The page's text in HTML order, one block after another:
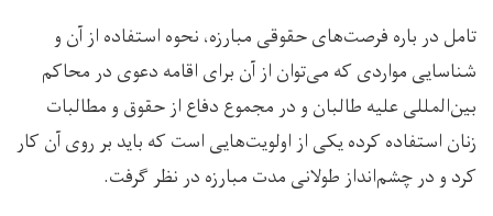
تامل در باره فرصت‌های حقوقی مبارزه، نحوه استفاده از آن و
شناسایی مواردی که می‌توان از آن برای اقامه دعوی در محاکم
بین‌المللی علیه طالبان و در مجموع دفاع از حقوق و مطالبات
زنان استفاده کرده یکی از اولویت‌هایی است که باید بر روی آن کار
کرد و در چشم‌انداز طولانی مدت مبارزه در نظر گرفت.